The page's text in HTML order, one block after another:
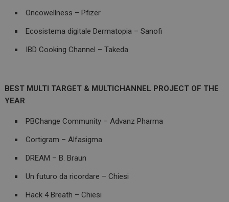
Oncowellness – Pfizer
Ecosistema digitale Dermatopia – Sanofi
IBD Cooking Channel – Takeda
BEST MULTI TARGET & MULTICHANNEL PROJECT OF THE
YEAR
PBChange Community – Advanz Pharma
Cortigram – Alfasigma
DREAM – B. Braun
Un futuro da ricordare – Chiesi
Hack 4 Breath – Chiesi